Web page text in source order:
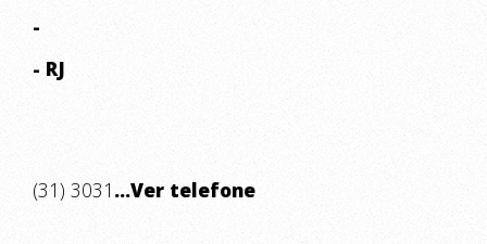
-
- RJ
(31) 3031 ...Ver telefone